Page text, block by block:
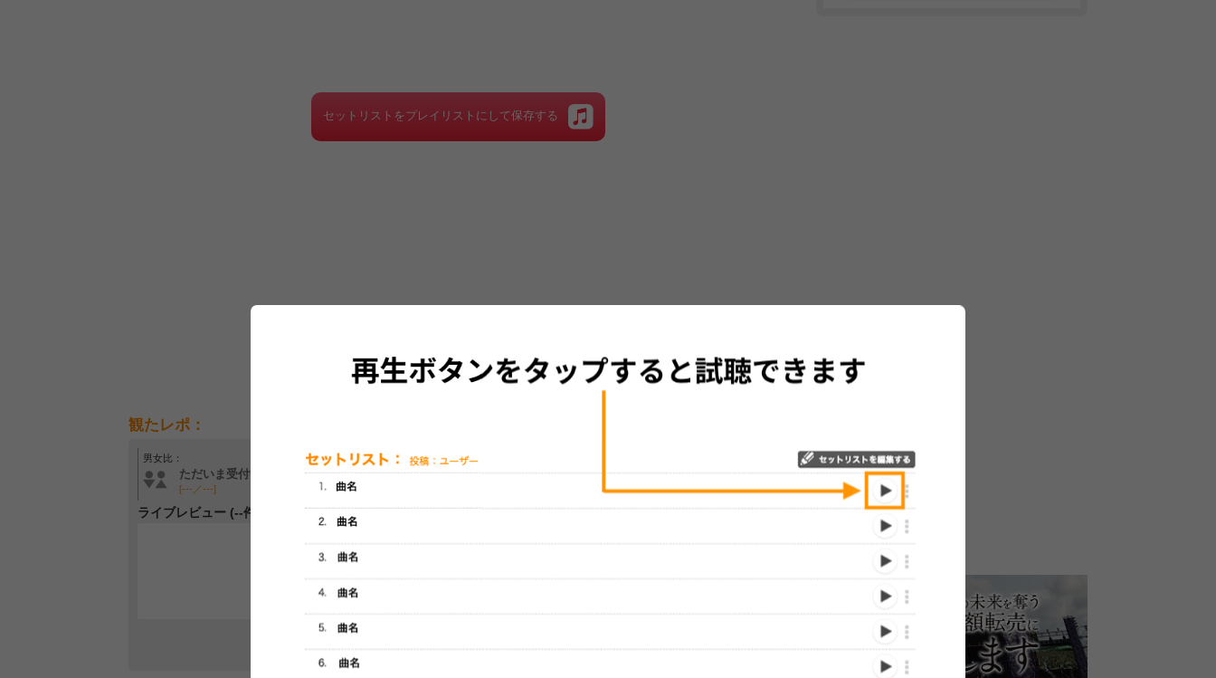
セットリストをプレイリストにして保存する
観たレポ：
男女比：
ただいま受付中です
[---／---]
年齢層：
ただいま受付中です
[---／---]
グッズの待ち時間：
ただいま受付中です
ライブレビュー (--件)
レビューはまだ投稿されていません。